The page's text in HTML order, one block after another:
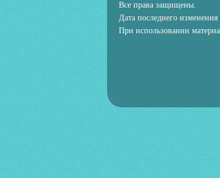
Все права защищены.
Дата последнего
При использовании